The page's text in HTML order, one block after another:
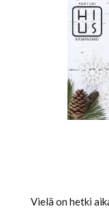
Vielä on hetki